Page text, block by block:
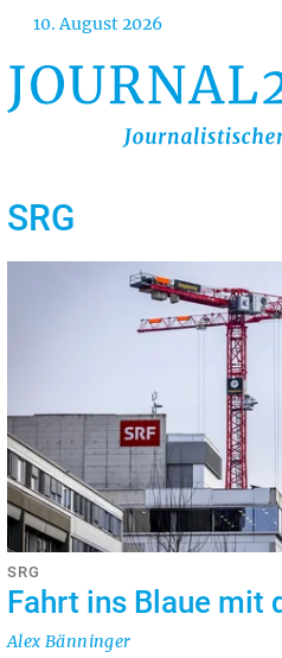
Direkt
Inhalt
10. August 2026
SRG
SRG
Fahrt ins Blaue mit
Alex Bänninger